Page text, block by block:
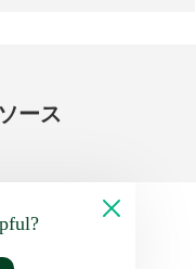
ース